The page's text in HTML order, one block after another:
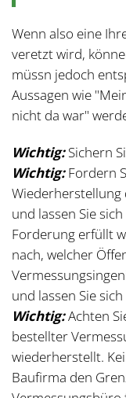
Wenn also eine
veretzt wird,
müssn jedoch
Aussagen wie
nicht da war"
Wichtig:Sichern
Wichtig:Fordern
Wiederherstellung
und lassen Sie
Forderung erfüllt
nach, welcher
und lassen Sie
Wichtig:Achten
bestellter
wiederherstellt.
Baufirma den